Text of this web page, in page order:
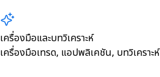
เครื่องมือและบทวิเคราะห์
เครื่องมือเทรด, ​แอปพลิเคชัน, บทวิเคราะห์